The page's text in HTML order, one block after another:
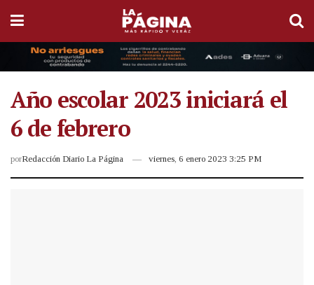
Año escolar 2023 iniciará el
6 de febrero
porRedacción Diario La Página viernes, 6 enero 2023 3:25 PM